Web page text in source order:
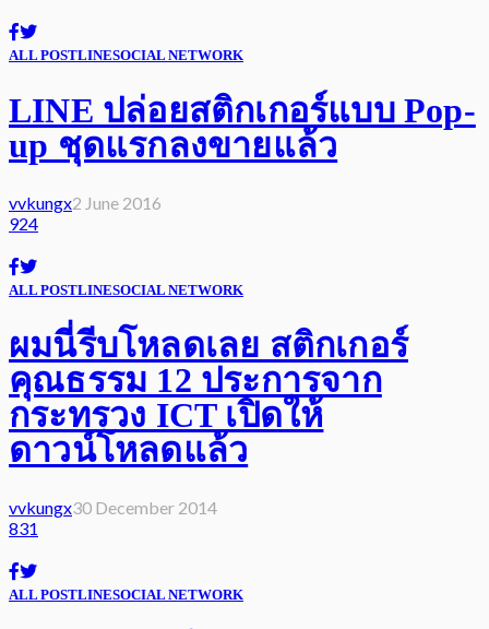
ALL POSTLINESOCIAL NETWORK
LINE ปล่อยสติกเกอร์แบบ Pop-
up ชุดแรกลงขายแล้ว
vvkungx2 June 2016
924
ALL POSTLINESOCIAL NETWORK
ผมนี่รีบโหลดเลย สติกเกอร์
คุณธรรม 12 ประการจาก
กระทรวง ICT เปิดให้
ดาวน์โหลดแล้ว
vvkungx30 December 2014
831
ALL POSTLINESOCIAL NETWORK